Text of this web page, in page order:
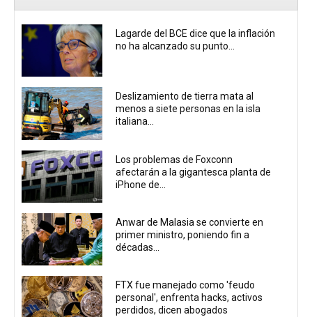
Lagarde del BCE dice que la inflación
no ha alcanzado su punto...
Deslizamiento de tierra mata al
menos a siete personas en la isla
italiana...
Los problemas de Foxconn
afectarán a la gigantesca planta de
iPhone de...
Anwar de Malasia se convierte en
primer ministro, poniendo fin a
décadas...
FTX fue manejado como 'feudo
personal', enfrenta hacks, activos
perdidos, dicen abogados